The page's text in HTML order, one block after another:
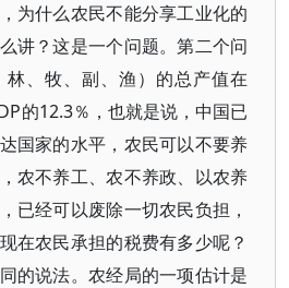
为什么农民不能分享工业化的
讲？这是一个问题。第二个问
、牧、副、渔）的总产值在
的12.3％，也就是说，中国已
国家的水平，农民可以不要养
农不养工、农不养政、以农养
已经可以废除一切农民负担，
在农民承担的税费有多少呢？
的说法。农经局的一项估计是